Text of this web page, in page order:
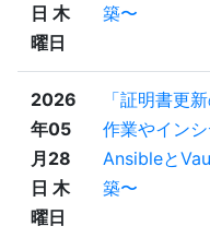
日 木
曜日
築〜
2026
年05
月28
日 木
曜日
「証明書更
作業やイン
Ansibleと
築〜